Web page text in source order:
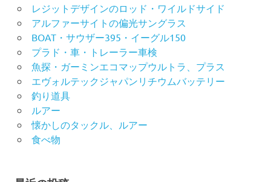
レジットデザインのロッド・ワイルドサイド
アルファーサイトの偏光サングラス
BOAT・サウザー395・イーグル150
プラド・車・トレーラー車検
魚探・ガーミンエコマップウルトラ、プラス
エヴォルテックジャパンリチウムバッテリー
釣り道具
ルアー
懐かしのタックル、ルアー
食べ物